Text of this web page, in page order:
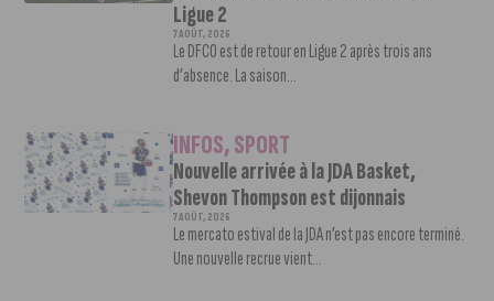
Ligue 2
7 AOÛT, 2026
Le DFCO est de retour en Ligue 2 après trois ans
d’absence. La saison...
INFOS,SPORT
Nouvelle arrivée à la JDA Basket,
Shevon Thompson est dijonnais
7 AOÛT, 2026
Le mercato estival de la JDA n’est pas encore terminé.
Une nouvelle recrue vient...